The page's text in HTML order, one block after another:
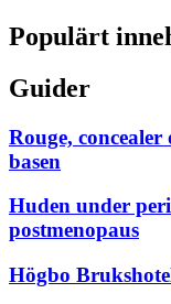
Populärt
Guider
Rouge,
basen
Huden under
postmenopaus
Högbo